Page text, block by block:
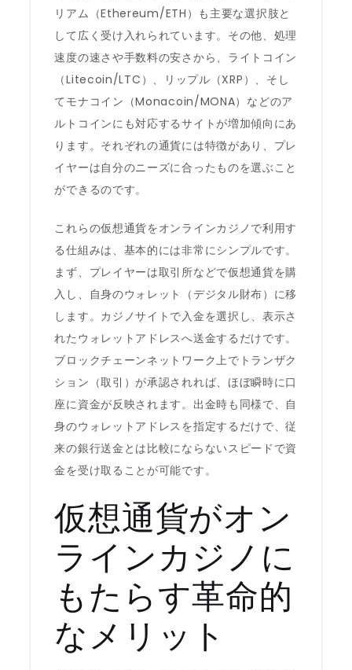
リアム（Ethereum/ETH）も主要な選択肢と
して広く受け入れられています。その他、処理
速度の速さや手数料の安さから、ライトコイン
（Litecoin/LTC）、リップル（XRP）、そし
てモナコイン（Monacoin/MONA）などのア
ルトコインにも対応するサイトが増加傾向にあ
ります。それぞれの通貨には特徴があり、プレ
イヤーは自分のニーズに合ったものを選ぶこと
ができるのです。
これらの仮想通貨をオンラインカジノで利用す
る仕組みは、基本的には非常にシンプルです。
まず、プレイヤーは取引所などで仮想通貨を購
入し、自身のウォレット（デジタル財布）に移
します。カジノサイトで入金を選択し、表示さ
れたウォレットアドレスへ送金するだけです。
ブロックチェーンネットワーク上でトランザク
ション（取引）が承認されれば、ほぼ瞬時に口
座に資金が反映されます。出金時も同様で、自
身のウォレットアドレスを指定するだけで、従
来の銀行送金とは比較にならないスピードで資
金を受け取ることが可能です。
仮想通貨がオン
ラインカジノに
もたらす革命的
なメリット